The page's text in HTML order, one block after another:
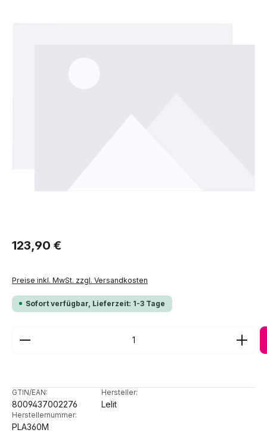
Regulärer Preis:
123,90 €
Preise inkl. MwSt. zzgl. Versandkosten
Sofort verfügbar, Lieferzeit: 1-3 Tage
Produkt Anzahl: Gib den gewünschten Wert ein
GTIN/EAN:
8009437002276
Hersteller:
Lelit
Herstellernummer:
PLA360M